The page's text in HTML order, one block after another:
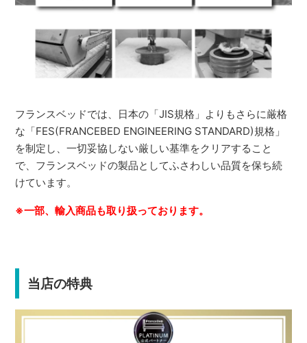
フランスベッドでは、日本の「JIS規格」よりもさらに厳格
な「FES(FRANCEBED ENGINEERING STANDARD)規格」
を制定し、一切妥協しない厳しい基準をクリアすること
で、フランスベッドの製品としてふさわしい品質を保ち続
けています。
※一部、輸入商品も取り扱っております。
当店の特典